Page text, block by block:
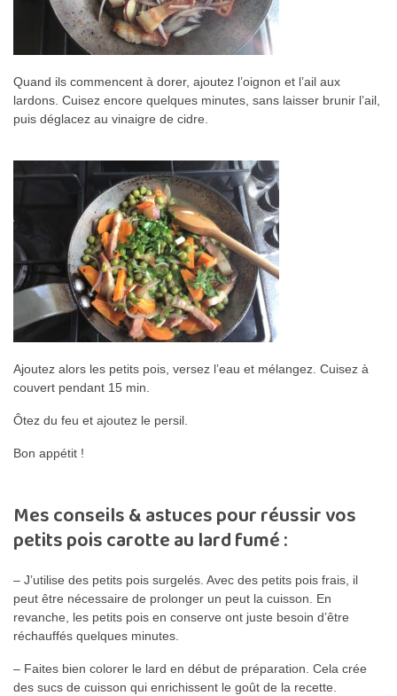
Quand ils commencent à dorer, ajoutez l’oignon et l’ail aux
lardons. Cuisez encore quelques minutes, sans laisser brunir l’ail,
puis déglacez au vinaigre de cidre.
Ajoutez alors les petits pois, versez l’eau et mélangez. Cuisez à
couvert pendant 15 min.
Ôtez du feu et ajoutez le persil.
Bon appétit !
Mes conseils & astuces pour réussir vos
petits pois carotte au lard fumé :
– J’utilise des petits pois surgelés. Avec des petits pois frais, il
peut être nécessaire de prolonger un peut la cuisson. En
revanche, les petits pois en conserve ont juste besoin d’être
réchauffés quelques minutes.
– Faites bien colorer le lard en début de préparation. Cela crée
des sucs de cuisson qui enrichissent le goût de la recette.